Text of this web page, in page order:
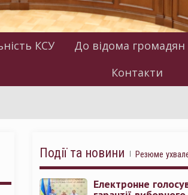
КСУ До відома громадян
Контакти
Події та новини Резюме
Електронне